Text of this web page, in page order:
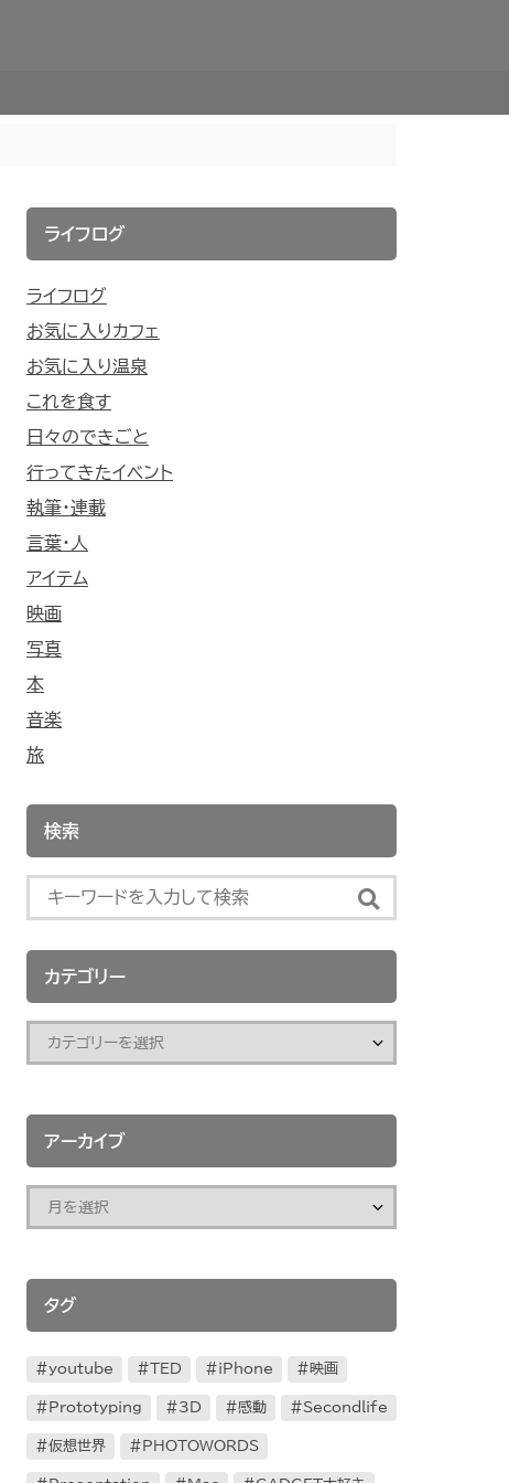
ライフログ
ライフログ
お気に入りカフェ
お気に入り温泉
これを食す
日々のできごと
行ってきたイベント
執筆・連載
言葉・人
アイテム
映画
写真
本
音楽
旅
検索
カテゴリー
アーカイブ
タグ
youtube TED iPhone 映画
Prototyping 3D 感動 Secondlife
仮想世界 PHOTOWORDS